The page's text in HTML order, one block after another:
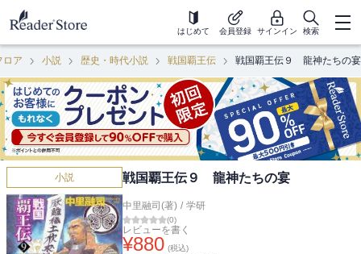
はじめて 会員登録 サインイン 検索
ロア 小説 歴史・時代小説 戦国覇王伝 戦国覇王伝９ 龍神たちの宴
小説 戦国覇王伝９ 龍神たちの宴
中里融司(著) / 学研
(0)
レビューを書く
¥880 (税込)